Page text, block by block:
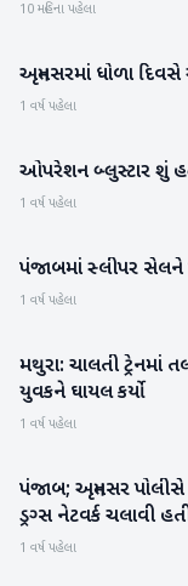
10 મહિના પહેલા
રાષ્ટ્રીય
અમૃતસરમાં ધોળા દિવસે
1 વર્ષ પહેલા
રાષ્ટ્રીય
ઓપરેશન બ્લુસ્ટાર શું
1 વર્ષ પહેલા
રાષ્ટ્રીય
પંજાબમાં સ્લીપર સેલને
1 વર્ષ પહેલા
રાષ્ટ્રીય
મથુરા: ચાલતી ટ્રેનમાં
યુવકને ઘાયલ કર્યો
1 વર્ષ પહેલા
રાષ્ટ્રીય
પંજાબ; અમૃતસર પોલીસે
ડ્રગ્સ નેટવર્ક ચલાવી
1 વર્ષ પહેલા